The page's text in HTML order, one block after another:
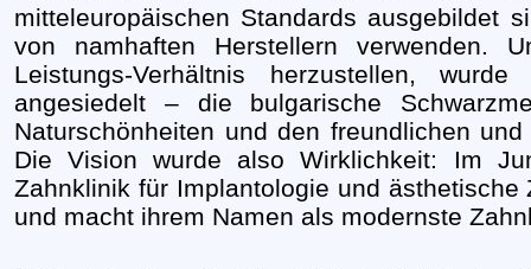
mitteleuropäischen Standards ausgebildet
von namhaften Herstellern verwenden.
Leistungs-Verhältnis herzustellen,
angesiedelt – die bulgarische
Naturschönheiten und den freundlichen
Die Vision wurde also Wirklichkeit: Im
Zahnklinik für Implantologie und
und macht ihrem Namen als modernste